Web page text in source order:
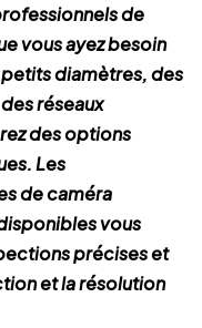
de
vous ayez besoin
diamètres, des
réseaux
des options
Les
de caméra
vous
précises et
et la résolution